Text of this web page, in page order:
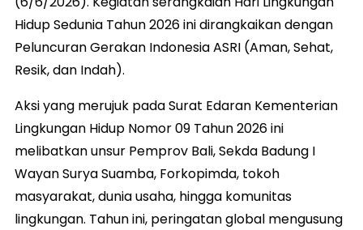
Hidup Sedunia Tahun 2026 ini dirangkaikan dengan
Peluncuran Gerakan Indonesia ASRI (Aman, Sehat,
Resik, dan Indah).
Aksi yang merujuk pada Surat Edaran Kementerian
Lingkungan Hidup Nomor 09 Tahun 2026 ini
melibatkan unsur Pemprov Bali, Sekda Badung I
Wayan Surya Suamba, Forkopimda, tokoh
masyarakat, dunia usaha, hingga komunitas
lingkungan. Tahun ini, peringatan global mengusung